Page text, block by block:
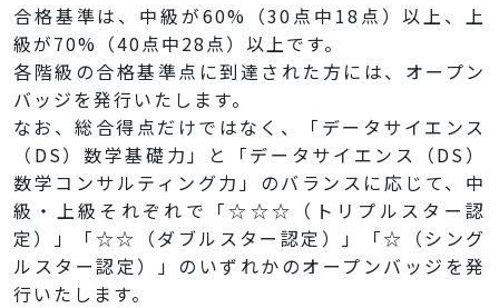
合格基準は、中級が60%（30点中18点）以上、上
級が70%（40点中28点）以上です。
各階級の合格基準点に到達された方には、オープン
バッジを発行いたします。
なお、総合得点だけではなく、「データサイエンス
（DS）数学基礎力」と「データサイエンス（DS）
数学コンサルティング力」のバランスに応じて、中
級・上級それぞれで「☆☆☆（トリプルスター認
定）」「☆☆（ダブルスター認定）」「☆（シング
ルスター認定）」のいずれかのオープンバッジを発
行いたします。